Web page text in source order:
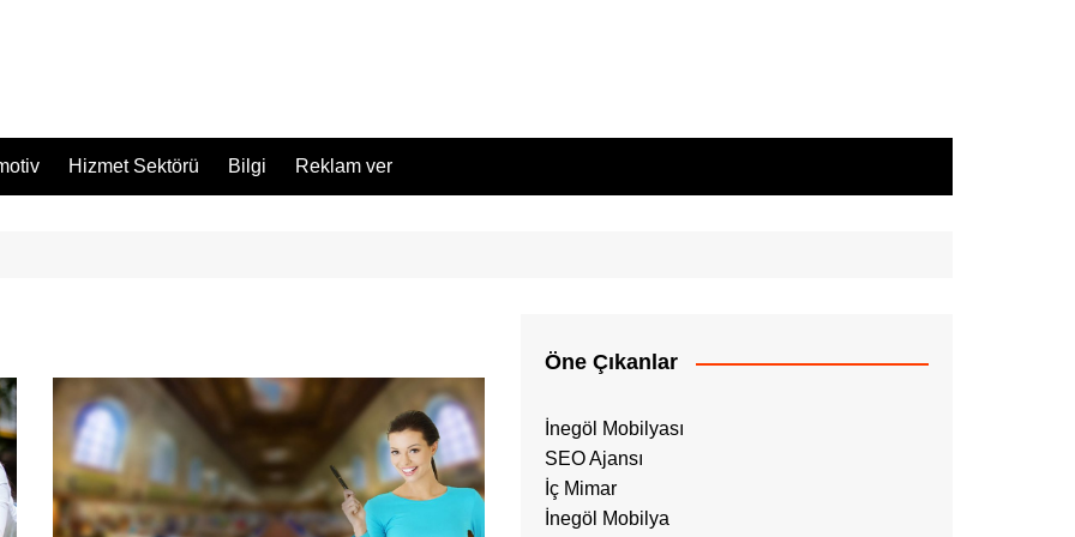
Hizmet Sektörü Bilgi Reklam ver
Öne Çıkanlar
İnegöl Mobilyası
SEO Ajansı
İç Mimar
İnegöl Mobilya